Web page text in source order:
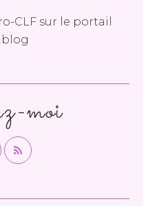
moi
CLFsur le portail